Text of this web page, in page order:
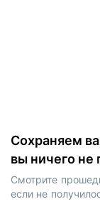
Сохраняем
вы ничего не
Смотрите
если не